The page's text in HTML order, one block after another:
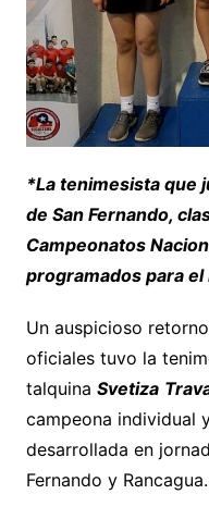
*La tenimesista que
de San Fernando,
Campeonatos
programados para
Un auspicioso
oficiales tuvo la
talquina Svetiza
campeona individual
desarrollada en
Fernando y Rancagua.